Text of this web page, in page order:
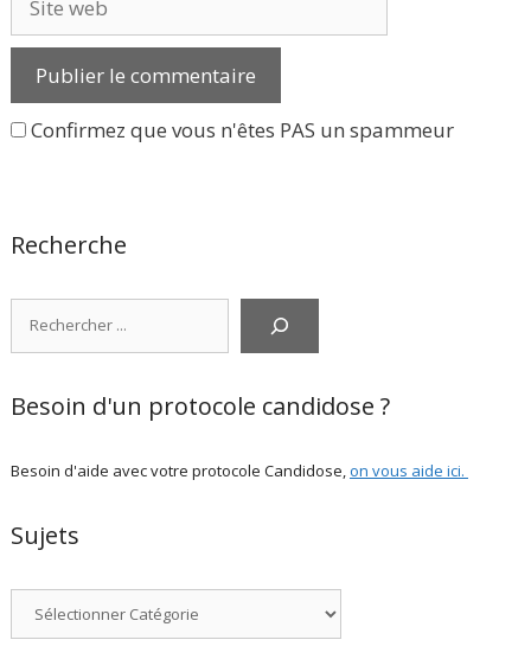
web
Confirmez que vous n'êtes PAS un spammeur
Recherche
Besoin d'un protocole candidose ?
Besoin d'aide avec votre protocole Candidose,on vous aide ici.
Sujets